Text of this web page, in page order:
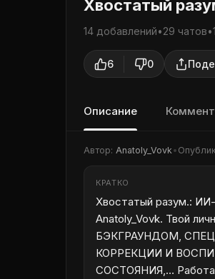
Хвостатый
14 добавлений•29 чатов•
6 0
Описание
Автор: Anatoly_Vovk•
КРАТКО
Хвостатый разум.: ИИ-
Anatoly_Vovk. Твой
БЭКГРАУНДОМ,
КОРРЕКЦИИ И
СОСТОЯНИЯ,…